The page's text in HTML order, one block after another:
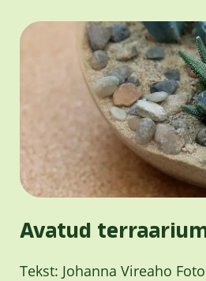
Avatud
Tekst: Johanna Vireaho